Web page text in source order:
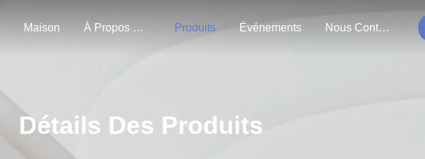
Maison À Propos De Nous Produits Événements Nous Contacter
Détails Des Produits